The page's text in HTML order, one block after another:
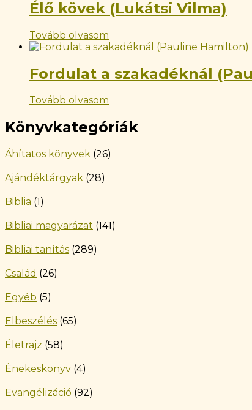
Élő kövek (Lukátsi Vilma)
Tovább olvasom
Fordulat a szakadéknál
Tovább olvasom
Könyvkategóriák
Áhítatos könyvek (26)
Ajándéktárgyak (28)
Biblia (1)
Bibliai magyarázat (141)
Bibliai tanítás (289)
Család (26)
Egyéb (5)
Elbeszélés (65)
Életrajz (58)
Énekeskönyv (4)
Evangélizáció (92)